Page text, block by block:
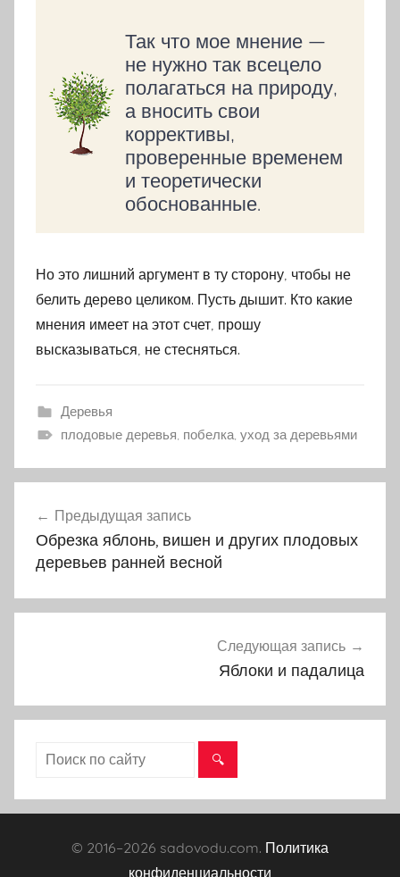
Так что мое мнение —
не нужно так всецело
полагаться на природу,
а вносить свои
коррективы,
проверенные временем
и теоретически
обоснованные.
Но это лишний аргумент в ту сторону, чтобы не
белить дерево целиком. Пусть дышит. Кто какие
мнения имеет на этот счет, прошу
высказываться, не стесняться.
Деревья
плодовые деревья, побелка, уход за деревьями
Навигация
по
Предыдущая запись
Обрезка яблонь, вишен и других плодовых
деревьев ранней весной
Следующая запись
Яблоки и падалица
© 2016–2026 sadovodu.com. Политика
конфиденциальности